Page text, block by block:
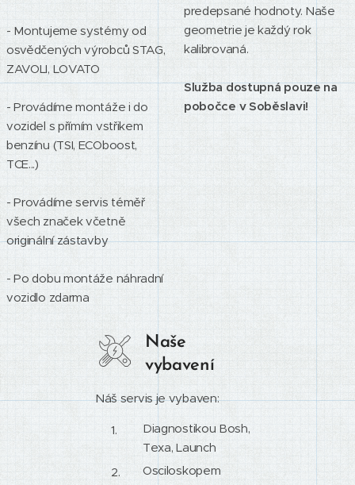
- Montujeme systémy od
osvědčených výrobců STAG,
ZAVOLI, LOVATO
- Provádíme montáže i do
vozidel s přímím vstřikem
benzínu (TSI, ECOboost,
TCE...)
- Provádíme servis téměř
všech značek včetně
originální zástavby
- Po dobu montáže náhradní
vozidlo zdarma
predepsané hodnoty. Naše
geometrie je každý rok
kalibrovaná.
Služba dostupná pouze na
pobočce v Soběslavi!
Naše
vybavení
Náš servis je vybaven:
Diagnostikou Bosh,
Texa, Launch
Osciloskopem